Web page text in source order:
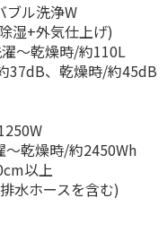
ル洗浄W
湿+外気仕上げ)
〜乾燥時/約110L
37dB、乾燥時/約45dB
乾燥時/約2450Wh
以上
水ホースを含む)